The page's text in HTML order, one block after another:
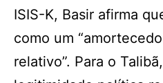
ISIS-K, Basir afirma
como um
relativo”. Para o